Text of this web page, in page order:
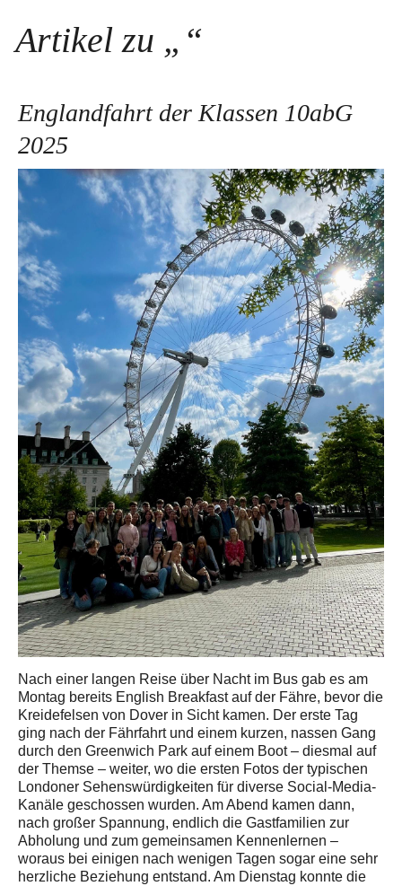
Artikel zu „“
Englandfahrt der Klassen 10abG
2025
Nach einer langen Reise über Nacht im Bus gab es am
Montag bereits English Breakfast auf der Fähre, bevor die
Kreidefelsen von Dover in Sicht kamen. Der erste Tag
ging nach der Fährfahrt und einem kurzen, nassen Gang
durch den Greenwich Park auf einem Boot – diesmal auf
der Themse – weiter, wo die ersten Fotos der typischen
Londoner Sehenswürdigkeiten für diverse Social-Media-
Kanäle geschossen wurden. Am Abend kamen dann,
nach großer Spannung, endlich die Gastfamilien zur
Abholung und zum gemeinsamen Kennenlernen –
woraus bei einigen nach wenigen Tagen sogar eine sehr
herzliche Beziehung entstand. Am Dienstag konnte die